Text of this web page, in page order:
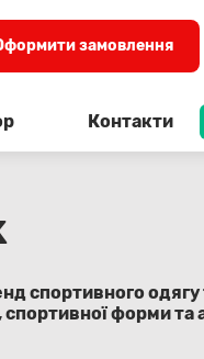
замовлення
Контакти
спортивного
форми та